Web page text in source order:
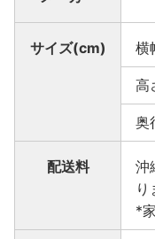
サイズ(cm)
配送料
沖
り
*